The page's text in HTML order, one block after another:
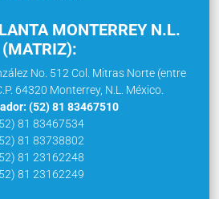
MONTERREY N.L.
(MATRIZ):
No. 512 Col. Mitras Norte (entre
64320 Monterrey, N.L. México.
(52) 81 83467510
81 83467534
81 83738802
81 23162248
81 23162249